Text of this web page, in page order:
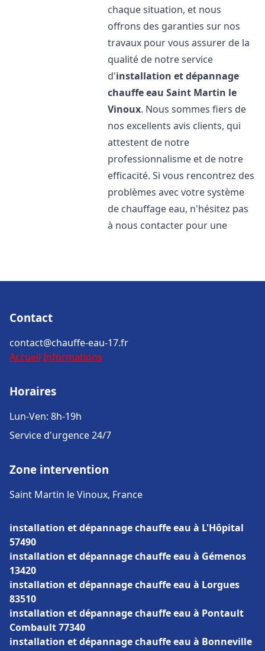
chaque situation, et nous
offrons des garanties sur nos
travaux pour vous assurer de la
qualité de notre service
d'installation et dépannage
chauffe eau Saint Martin le
Vinoux. Nous sommes fiers de
nos excellents avis clients, qui
attestent de notre
professionnalisme et de notre
efficacité. Si vous rencontrez des
problèmes avec votre système
de chauffage eau, n'hésitez pas
à nous contacter pour une
Contact
contact@chauffe-eau-17.fr
Accueil Informations
Horaires
Lun-Ven: 8h-19h
Service d'urgence 24/7
Zone intervention
Saint Martin le Vinoux, France
installation et dépannage chauffe eau à L'Hôpital
57490
installation et dépannage chauffe eau à Gémenos
13420
installation et dépannage chauffe eau à Lorgues
83510
installation et dépannage chauffe eau à Pontault
Combault 77340
installation et dépannage chauffe eau à Bonneville